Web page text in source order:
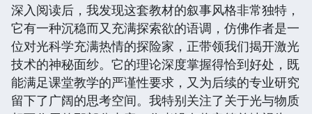
深入阅读后，我发现这套教材的叙事风格非常独特，
它有一种沉稳而又充满探索欲的语调，仿佛作者是一
位对光科学充满热情的探险家，正带领我们揭开激光
技术的神秘面纱。它的理论深度掌握得恰到好处，既
能满足课堂教学的严谨性要求，又为后续的专业研究
留下了广阔的思考空间。我特别关注了关于光与物质